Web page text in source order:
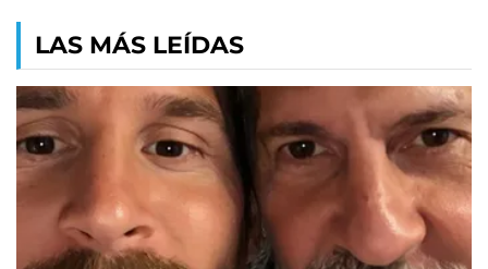
LAS MÁS LEÍDAS